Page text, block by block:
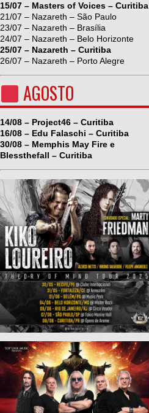
15/07 – Masters of Voices – Curitiba
21/07 – Nazareth – São Paulo
23/07 – Nazareth – Brasília
24/07 – Nazareth – Belo Horizonte
25/07 – Nazareth – Curitiba
26/07 – Nazareth – Porto Alegre
AGOSTO
14/08 – Project46 – Curitiba
16/08 – Edu Falaschi – Curitiba
30/08 – Memphis May Fire e
Blessthefall – Curitiba